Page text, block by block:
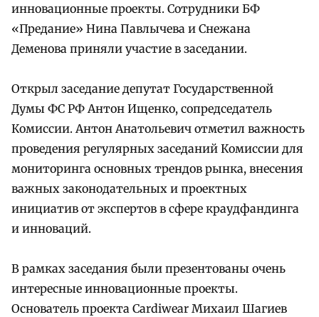
инновационные проекты. Сотрудники БФ
«Предание» Нина Павлычева и Снежана
Деменова приняли участие в заседании.
Открыл заседание депутат Государственной
Думы ФС РФ Антон Ищенко, сопредседатель
Комиссии. Антон Анатольевич отметил важность
проведения регулярных заседаний Комиссии для
мониторинга основных трендов рынка, внесения
важных законодательных и проектных
инициатив от экспертов в сфере краудфандинга
и инноваций.
В рамках заседания были презентованы очень
интересные инновационные проекты.
Основатель проекта Cardiwear Михаил Шагиев